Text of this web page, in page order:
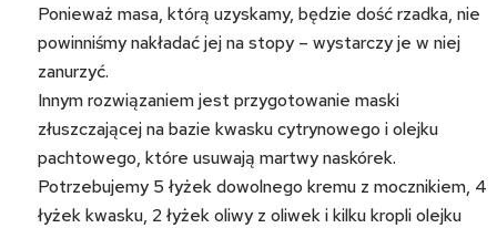
Ponieważ masa, którą uzyskamy, będzie dość rzadka, nie
powinniśmy nakładać jej na stopy – wystarczy je w niej
zanurzyć.
Innym rozwiązaniem jest przygotowanie maski
złuszczającej na bazie kwasku cytrynowego i olejku
pachtowego, które usuwają martwy naskórek.
Potrzebujemy 5 łyżek dowolnego kremu z mocznikiem, 4
łyżek kwasku, 2 łyżek oliwy z oliwek i kilku kropli olejku